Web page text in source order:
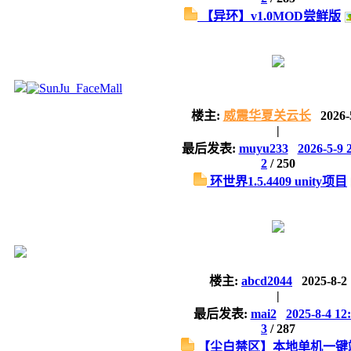
【异环】v1.0MOD尝鲜版
楼主: 威震华夏关云长
|
最后发表: muyu233
2026-5-9
2 /250
环世界1.5.4409 unity项目
楼主: abcd2044
2025-8-2
|
最后发表: mai2
2025-8-4
3 /287
【尘白禁区】本地单机一键